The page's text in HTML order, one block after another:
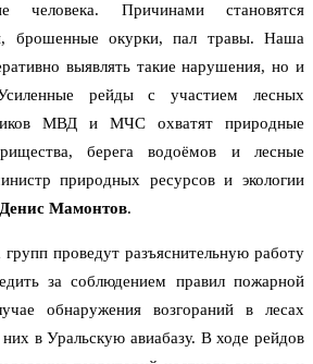
человека. Причинами становятся
брошенные окурки, пал травы. Наша
выявлять такие нарушения, но и
рейды с участием лесных
МВД и МЧС охватят природные
берега водоёмов и лесные
природных ресурсов и экологии
Денис Мамонтов.
проведут разъяснительную работу
за соблюдением правил пожарной
обнаружения возгораний в лесах
в Уральскую авиабазу. В ходе рейдов